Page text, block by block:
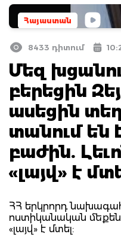
Հայաստան
8433 դիտում
Մեզ
բերեցին
ասեցին
տանում են
բաժին.
«լայվ» է
ՀՀ երկրորդ
ոստիկանական
«լայվ» է մտել: